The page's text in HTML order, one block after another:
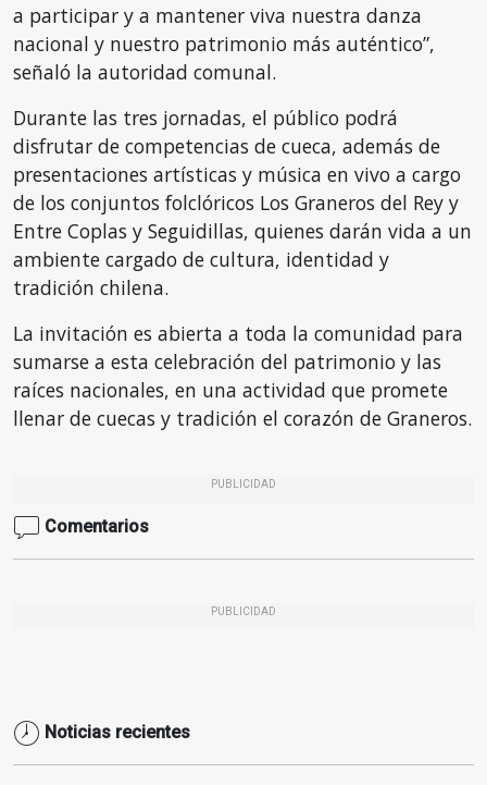
a participar y a mantener viva nuestra danza
nacional y nuestro patrimonio más auténtico”,
señaló la autoridad comunal.
Durante las tres jornadas, el público podrá
disfrutar de competencias de cueca, además de
presentaciones artísticas y música en vivo a cargo
de los conjuntos folclóricos Los Graneros del Rey y
Entre Coplas y Seguidillas, quienes darán vida a un
ambiente cargado de cultura, identidad y
tradición chilena.
La invitación es abierta a toda la comunidad para
sumarse a esta celebración del patrimonio y las
raíces nacionales, en una actividad que promete
llenar de cuecas y tradición el corazón de Graneros.
PUBLICIDAD
Comentarios
PUBLICIDAD
Noticias recientes